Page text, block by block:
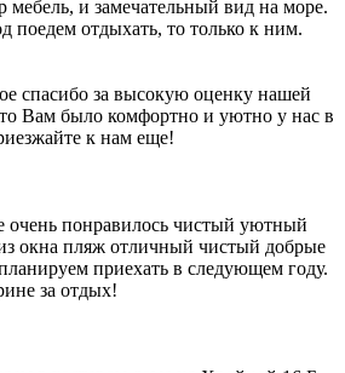
мебель, и замечательный вид на море.
поедем отдыхать, то только к ним.
спасибо за высокую оценку нашей
Вам было комфортно и уютно у нас в
к нам еще!
очень понравилось чистый уютный
окна пляж отличный чистый добрые
приехать в следующем году.
за отдых!